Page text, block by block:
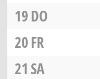
19DO
20FR
21 SA